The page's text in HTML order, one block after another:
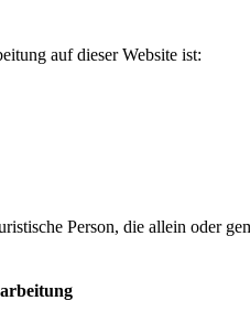
auf dieser Website ist:
Person, die allein oder